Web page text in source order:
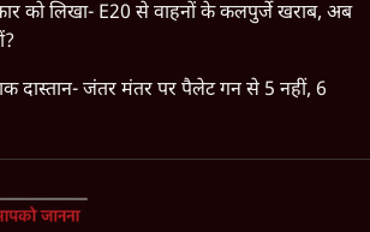
को लिखा- E20 से वाहनों के कलपुर्जे खराब, अब
दास्तान- जंतर मंतर पर पैलेट गन से 5 नहीं, 6